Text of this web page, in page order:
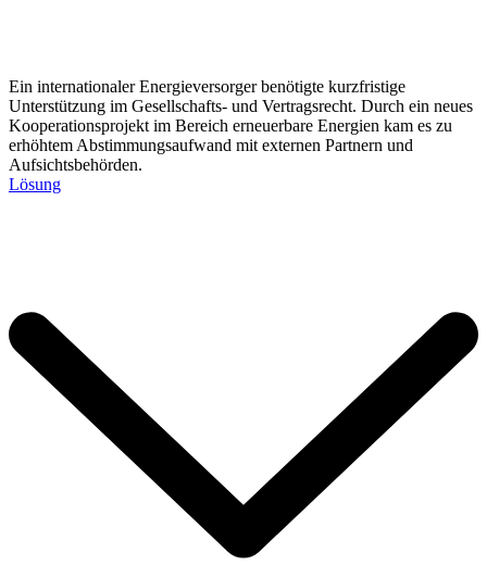
Ein internationaler Energieversorger benötigte kurzfristige
Unterstützung im Gesellschafts- und Vertragsrecht. Durch ein neues
Kooperationsprojekt im Bereich erneuerbare Energien kam es zu
erhöhtem Abstimmungsaufwand mit externen Partnern und
Aufsichtsbehörden.
Lösung